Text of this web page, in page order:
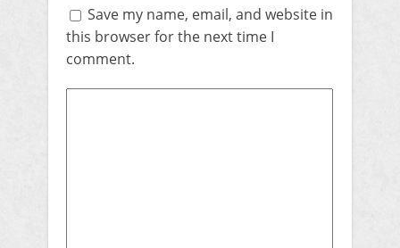
Save my name, email, and website in
this browser for the next time I
comment.